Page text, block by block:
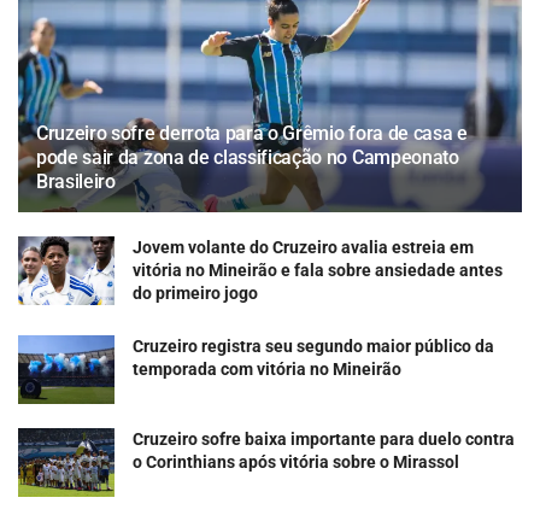
Cruzeiro sofre derrota para o Grêmio fora de casa e
pode sair da zona de classificação no Campeonato
Brasileiro
Jovem volante do Cruzeiro avalia estreia em
vitória no Mineirão e fala sobre ansiedade antes
do primeiro jogo
Cruzeiro registra seu segundo maior público da
temporada com vitória no Mineirão
Cruzeiro sofre baixa importante para duelo contra
o Corinthians após vitória sobre o Mirassol